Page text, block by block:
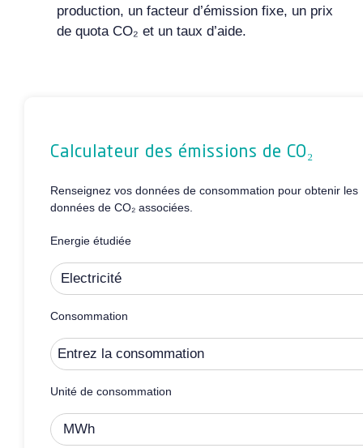
production, un facteur d’émission fixe, un prix
de quota CO₂ et un taux d’aide.
Calculateur des émissions de CO₂
Renseignez vos données de consommation pour obtenir les
données de CO₂ associées.
Energie étudiée
Consommation
Unité de consommation